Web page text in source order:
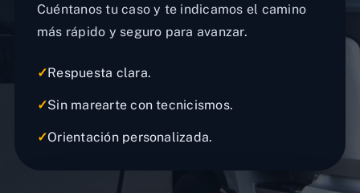
Cuéntanos tu caso y te indicamos el camino
más rápido y seguro para avanzar.
✓Respuesta clara.
✓Sin marearte con tecnicismos.
✓Orientación personalizada.